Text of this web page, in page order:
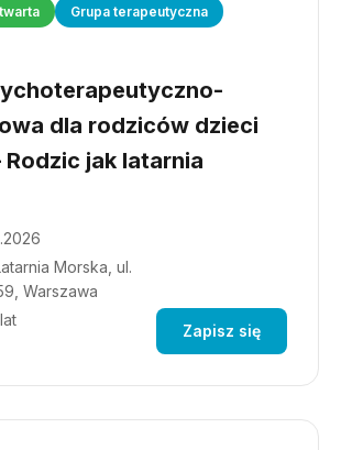
Grupa terapeutyczna
dla rodziców dzieci
Rodzic jak latarnia
Morska, ul.
Warszawa
Zapisz się